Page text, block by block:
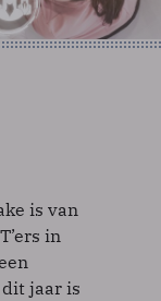
is van
in
jaar is